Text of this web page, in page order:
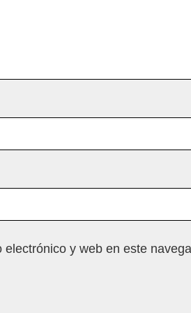
electrónico y web en este